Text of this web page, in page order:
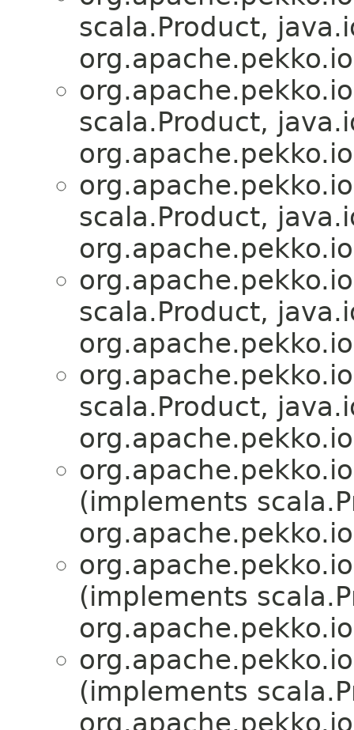
scala.Product,
scala.Product,
scala.Product,
scala.Product,
scala.Product,
(implements
(implements
(implements